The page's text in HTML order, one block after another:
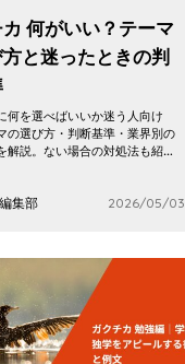
カ 何がいい？テーマ
と迷ったときの判
何を選べばいいか迷う人向け
の選び方・判断基準・業界別の
解説。ない場合の対処法も紹…
集部
2026/05/03